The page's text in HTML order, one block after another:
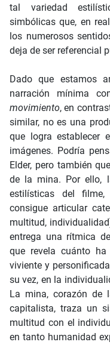
tal variedad
simbólicas que, en
los numerosos
deja de ser referencial
Dado que estamos
narración mínima
movimiento, en
similar, no es una
que logra establecer
imágenes. Podría
Elder, pero también
de la mina. Por ello,
estilísticas del
consigue articular
multitud,
entrega una rítmica
que revela cuánto
viviente y
su vez, en la
La mina, corazón de
capitalista, traza un
multitud con el
en tanto humanidad